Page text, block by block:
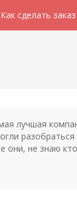
Как сделать заказ
лучшая
они, не знаю